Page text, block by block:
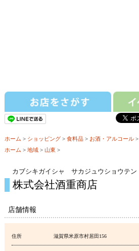
ホーム > ショッピング> 食料品> お酒・アルコール>
ホーム > 地域> 山東>
カブシキガイシャ サカジュウショウテン
株式会社酒重商店
店舗情報
住所 滋賀県米原市村居田156